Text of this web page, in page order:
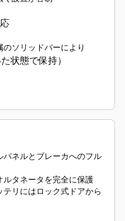
ソリッドバーにより
状態で保持）
、ドレーンバルブを終
ネルとブレーカへのフル
タネータを完全に保護
リにはロック式ドアから